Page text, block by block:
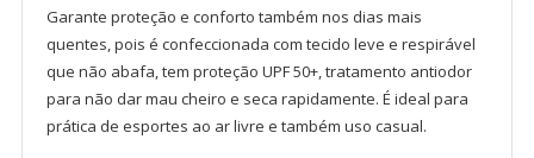
Garante proteção e conforto também nos dias mais
quentes, pois é confeccionada com tecido leve e respirável
que não abafa, tem proteção UPF 50+, tratamento antiodor
para não dar mau cheiro e seca rapidamente. É ideal para
prática de esportes ao ar livre e também uso casual.